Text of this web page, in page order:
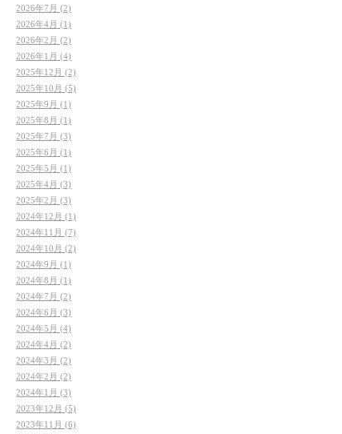
2026年7月 (2)
2026年4月 (1)
2026年2月 (2)
2026年1月 (4)
2025年12月 (2)
2025年10月 (5)
2025年9月 (1)
2025年8月 (1)
2025年7月 (3)
2025年6月 (1)
2025年5月 (1)
2025年4月 (3)
2025年2月 (3)
2024年12月 (1)
2024年11月 (7)
2024年10月 (2)
2024年9月 (1)
2024年8月 (1)
2024年7月 (2)
2024年6月 (3)
2024年5月 (4)
2024年4月 (2)
2024年3月 (2)
2024年2月 (2)
2024年1月 (3)
2023年12月 (5)
2023年11月 (6)